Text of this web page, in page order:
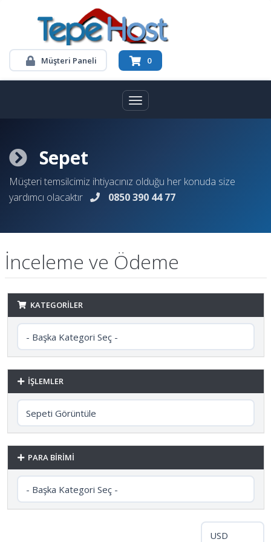
Müşteri Paneli 0
Toggle navigation
Sepet
Müşteri temsilcimiz ihtiyacınız olduğu her konuda size
yardımcı olacaktır
0850 390 44 77
İnceleme ve Ödeme
KATEGORILER
İŞLEMLER
PARA BIRIMI